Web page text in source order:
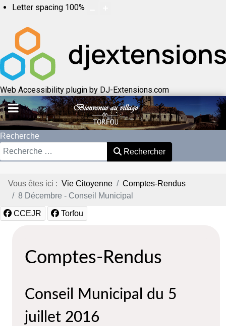
Letter spacing 100%
Web Accessibility plugin by DJ-Extensions.com
Recherche
Rechercher
Vous êtes ici : Vie Citoyenne
Comptes-Rendus
8 Décembre - Conseil Municipal
CCEJR Torfou
Comptes-Rendus
Conseil Municipal du 5
juillet 2016